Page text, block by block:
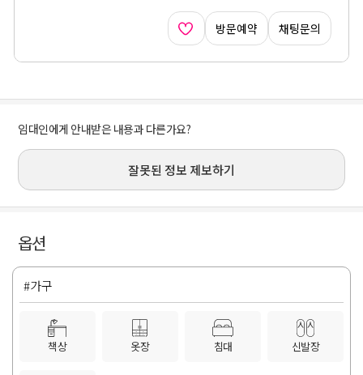
방문예약 채팅문의
임대인에게 안내받은 내용과 다른가요?
잘못된 정보 제보하기
옵션
#가구
책상 옷장 침대 신발장